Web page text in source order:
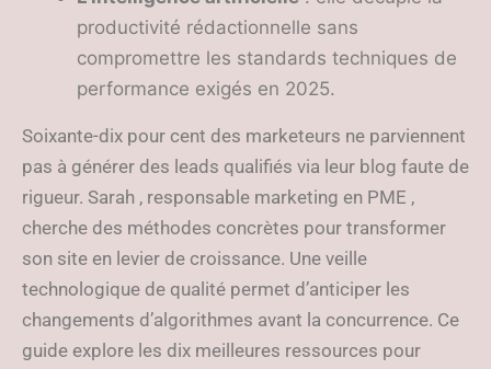
productivité rédactionnelle sans
compromettre les standards techniques de
performance exigés en 2025.
Soixante-dix pour cent des marketeurs ne parviennent
pas à générer des leads qualifiés via leur blog faute de
rigueur. Sarah , responsable marketing en PME ,
cherche des méthodes concrètes pour transformer
son site en levier de croissance. Une veille
technologique de qualité permet d’anticiper les
changements d’algorithmes avant la concurrence. Ce
guide explore les dix meilleures ressources pour